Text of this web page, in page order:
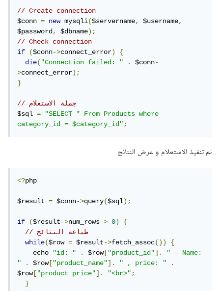
// Create connection
$conn = new mysqli($servername, $username,
$password, $dbname);
// Check connection
if
($conn->connect_error)
{
die("Connection failed: " . $conn-
>connect_error);
}
// جملة الاستعلام
$sql =
"SELECT * From Products where
category_id = $category_id";
ثم تنفيذ الاستعلام و عرض النتائج
<?php
$result = $conn->query($sql);
if ($result->num_rows > 0)
{
// طباعة النتائج
while($row = $result->fetch_assoc())
{
    echo
"id: " . $row["product_id"].
" - Name:
"
. $row["product_name"]. " , price: "
.
$row["product_price"]. "<br>";
}